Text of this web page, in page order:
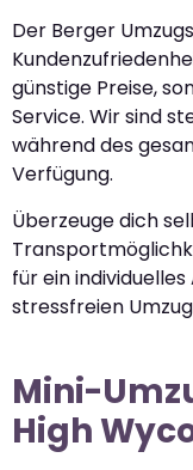
Der Berger
günstige Preise,
Service. Wir sind
während des
Verfügung.
Überzeuge dich
für ein
stressfreien
Mini-
High